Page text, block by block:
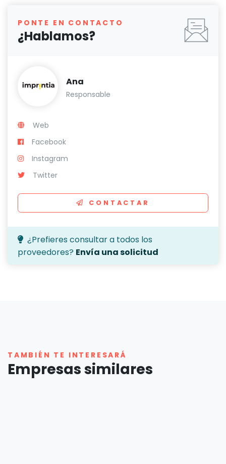
PONTE EN CONTACTO
¿Hablamos?
Ana
Responsable
Web
Facebook
Instagram
Twitter
CONTACTAR
¿Prefieres consultar a todos los
proveedores? Envía una solicitud
TAMBIÉN TE INTERESARÁ
Empresas similares